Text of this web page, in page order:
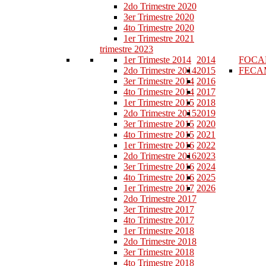
2do Trimestre 2020
3er Trimestre 2020
4to Trimestre 2020
1er Trimestre 2021
trimestre 2023
2014
1er Trimeste 2014
2do Trimestre 2014
3er Trimestre 2014
4to Trimestre 2014
2015
1er Trimestre 2015
2do Trimestre 2015
3er Trimestre 2015
4to Trimestre 2015
2016
1er Trimestre 2016
2do Trimestre 2016
3er Trimestre 2016
4to Trimestre 2016
2017
1er Trimestre 2017
2do Trimestre 2017
3er Trimestre 2017
4to Trimestre 2017
2018
1er Trimestre 2018
2do Trimestre 2018
3er Trimestre 2018
4to Trimestre 2018
2019
2020
2021
2022
2023
2024
2025
2026